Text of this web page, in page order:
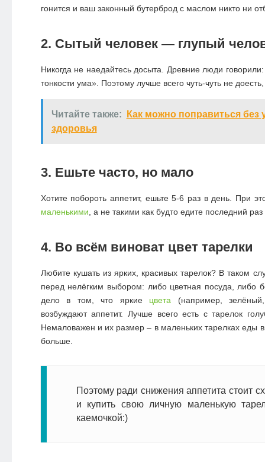
гонится и ваш законный бутерброд с маслом никто ни
2. Сытый человек — глупый
Никогда не наедайтесь досыта. Древние люди
тонкости ума». Поэтому лучше всего чуть-чуть не
Читайте также:
Как можно поправиться без
здоровья
3. Ешьте часто, но мало
Хотите побороть аппетит, ешьте 5-6 раз в день. При
маленькими , а не такими как будто едите последний
4. Во всём виноват цвет тарелки
Любите кушать из ярких, красивых тарелок? В таком
перед нелёгким выбором: либо цветная посуда, либо
дело в том, что яркие цвета (например,
возбуждают аппетит. Лучше всего есть с тарелок
Немаловажен и их размер – в маленьких тарелках еды
больше.
Поэтому ради снижения аппетита стоит
и купить свою личную маленькую
каемочкой:)